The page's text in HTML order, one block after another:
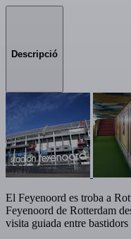
Descripció
El Feyenoord es troba a
Feyenoord de Rotterdam
visita guiada entre